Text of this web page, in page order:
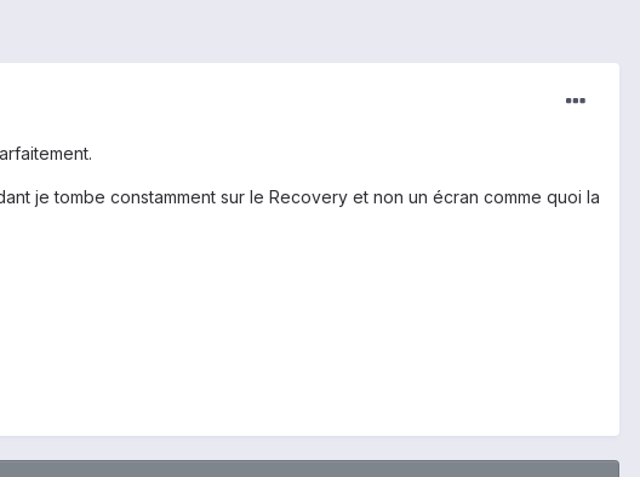
je tombe constamment sur le Recovery et non un écran comme quoi la